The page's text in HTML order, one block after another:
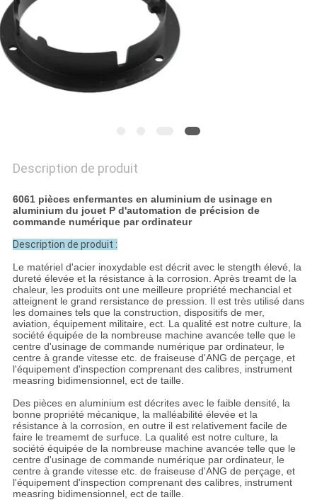
POLITIQUE
DE
CONFIDENTIALITÉ
Description de produit
6061 pièces enfermantes en aluminium de usinage en
aluminium du jouet P d'automation de précision de
commande numérique par ordinateur
Description de produit :
Le matériel d'acier inoxydable est décrit avec le stength élevé, la
dureté élevée et la résistance à la corrosion. Après treamt de la
chaleur, les produits ont une meilleure propriété mechancial et
atteignent le grand rersistance de pression. Il est très utilisé dans
les domaines tels que la construction, dispositifs de mer,
aviation, équipement militaire, ect. La qualité est notre culture, la
société équipée de la nombreuse machine avancée telle que le
centre d'usinage de commande numérique par ordinateur, le
centre à grande vitesse etc. de fraiseuse d'ANG de perçage, et
l'équipement d'inspection comprenant des calibres, instrument
measring bidimensionnel, ect de taille.
Des pièces en aluminium est décrites avec le faible densité, la
bonne propriété mécanique, la malléabilité élevée et la
résistance à la corrosion, en outre il est relativement facile de
faire le treamemt de surfuce. La qualité est notre culture, la
société équipée de la nombreuse machine avancée telle que le
centre d'usinage de commande numérique par ordinateur, le
centre à grande vitesse etc. de fraiseuse d'ANG de perçage, et
l'équipement d'inspection comprenant des calibres, instrument
measring bidimensionnel, ect de taille.